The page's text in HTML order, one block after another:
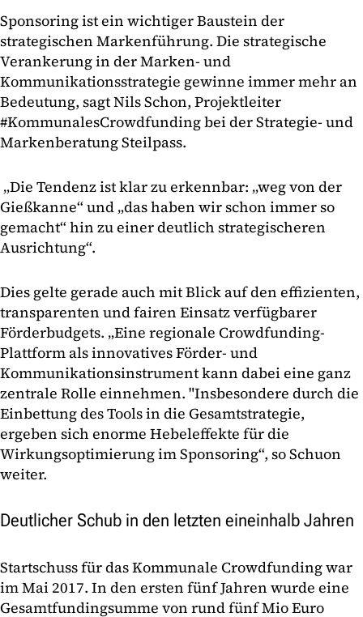
Sponsoring ist ein wichtiger Baustein der
strategischen Markenführung. Die strategische
Verankerung in der Marken- und
Kommunikationsstrategie gewinne immer mehr an
Bedeutung, sagt Nils Schon, Projektleiter
#KommunalesCrowdfunding bei der Strategie- und
Markenberatung Steilpass.
„Die Tendenz ist klar zu erkennbar: „weg von der
Gießkanne“ und „das haben wir schon immer so
gemacht“ hin zu einer deutlich strategischeren
Ausrichtung“.
Dies gelte gerade auch mit Blick auf den effizienten,
transparenten und fairen Einsatz verfügbarer
Förderbudgets. „Eine regionale Crowdfunding-
Plattform als innovatives Förder- und
Kommunikationsinstrument kann dabei eine ganz
zentrale Rolle einnehmen. "Insbesondere durch die
Einbettung des Tools in die Gesamtstrategie,
ergeben sich enorme Hebeleffekte für die
Wirkungsoptimierung im Sponsoring“, so Schuon
weiter.
Deutlicher Schub in den letzten eineinhalb Jahren
Startschuss für das Kommunale Crowdfunding war
im Mai 2017. In den ersten fünf Jahren wurde eine
Gesamtfundingsumme von rund fünf Mio Euro